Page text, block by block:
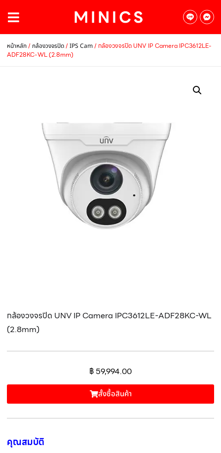
หน้าหลัก/กล้องวงจรปิด/IPS Cam/ กล้องวงจรปิด UNV IP Camera IPC3612LE-
ADF28KC-WL (2.8mm)
กล้องวงจรปิด UNV IP Camera IPC3612LE-ADF28KC-WL
(2.8mm)
฿ 59,994.00
สั้งซื้อสินค้า
คุณสมบัติ